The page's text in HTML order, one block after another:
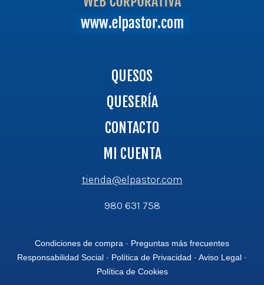
QUESOS
QUESERÍA
CONTACTO
MI CUENTA
tienda@elpastor.com
980 631 758
Condiciones de compra · Preguntas más frecuentes
Responsabilidad Social · Política de Privacidad · Aviso Legal ·
Política de Cookies